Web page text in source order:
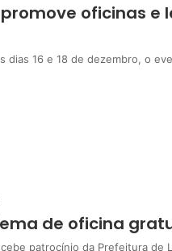
oficinas e
dias 16 e 18 de dezembro, o
de oficina
patrocínio da Prefeitura de